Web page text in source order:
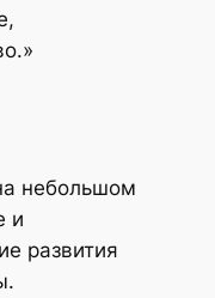
небольшом
и
развития